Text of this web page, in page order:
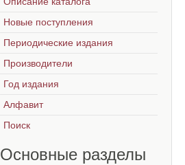
Новые поступления
Периодические издания
Производители
Год издания
Алфавит
Поиск
Основные разделы